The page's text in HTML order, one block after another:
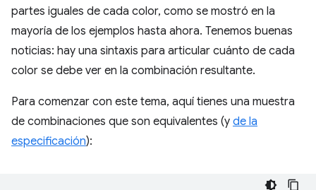
partes iguales de cada color, como se mostró en la
mayoría de los ejemplos hasta ahora. Tenemos buenas
noticias: hay una sintaxis para articular cuánto de cada
color se debe ver en la combinación resultante.
Para comenzar con este tema, aquí tienes una muestra
de combinaciones que son equivalentes (y de la
especificación):